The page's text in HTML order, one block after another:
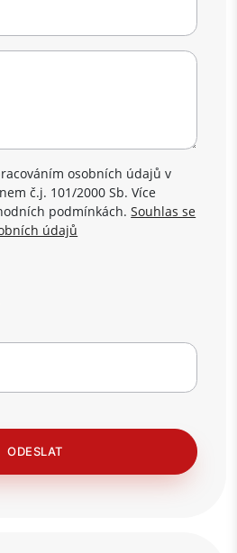
osobních údajů v
č.j. 101/2000 Sb. Více
podmínkách.Souhlas se
údajů